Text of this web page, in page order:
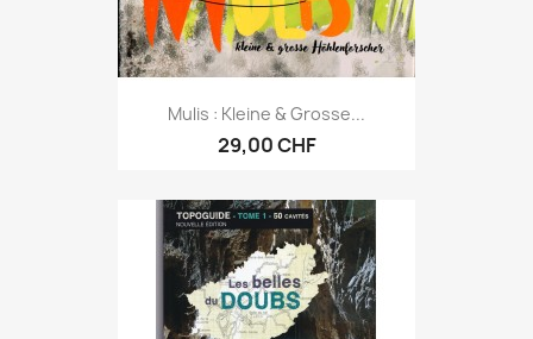
Mulis : Kleine & Grosse...
29,00 CHF